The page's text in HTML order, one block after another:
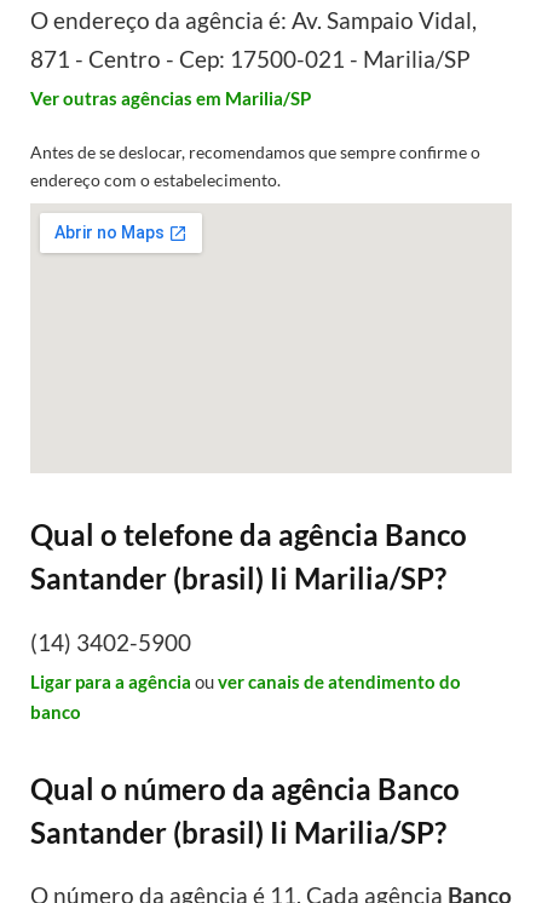
O endereço da agência é: Av. Sampaio Vidal,
871 - Centro - Cep: 17500-021 - Marilia/SP
Ver outras agências em Marilia/SP
Antes de se deslocar, recomendamos que sempre confirme o
endereço com o estabelecimento.
Qual o telefone da agência Banco
Santander (brasil) Ii Marilia/SP?
(14) 3402-5900
Ligar para a agência ouver canais de atendimento do
banco
Qual o número da agência Banco
Santander (brasil) Ii Marilia/SP?
O número da agência é 11. Cada agência Banco